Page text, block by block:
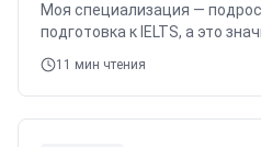
Моя специализация —
подготовка к IELTS, а это
сталкиваюсь с тем, как
помочь им преодолеть
11 мин чтения